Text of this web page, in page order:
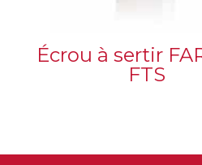
Écrou à sertir
FTS